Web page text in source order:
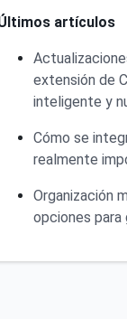
artículos
extensión de
inteligente y
Cómo se
realmente
Organización
opciones